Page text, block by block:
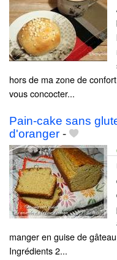
hors de ma zone de
vous concocter...
Pain-cake sans
d'oranger -
manger en guise de
Ingrédients 2...